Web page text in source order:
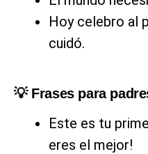
Hoy celebro al
cuidó.
💡 Frases para
Este es tu
eres el mejor!